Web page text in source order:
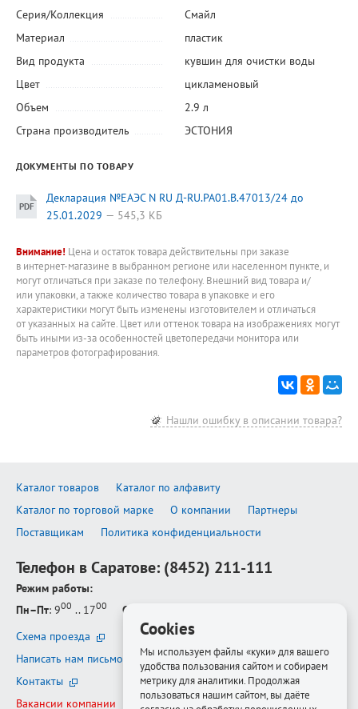
Серия/Коллекция
Смайл
Материал
пластик
Вид продукта
кувшин для очистки воды
Цвет
цикламеновый
Объем
2.9 л
Страна производитель
ЭСТОНИЯ
ДОКУМЕНТЫ ПО ТОВАРУ
Декларация №ЕАЭС N RU Д-RU.РА01.В.47013/24 до
25.01.2029
545,3 КБ
Внимание! Цена и остаток товара действительны при заказе
в интернет-магазине в выбранном регионе или населенном пункте, и
могут отличаться при заказе по телефону. Внешний вид товара и/
или упаковки, а также количество товара в упаковке и его
характеристики могут быть изменены изготовителем и отличаться
от указанных на сайте. Цвет или оттенок товара на изображениях могут
быть иными из-за особенностей цветопередачи монитора или
параметров фотографирования.
Нашли ошибку в описании товара?
Каталог товаров
Каталог по алфавиту
Каталог по торговой марке
О компании
Партнеры
Поставщикам
Политика конфиденциальности
Телефон в Саратове: (8452) 211-111
Режим работы:
Пн–Пт: 900 .. 1700 Сб–Вс
Схема проезда
Написать нам письмо
Контакты
Вакансии компании
Cookies
Мы используем файлы «куки» для вашего
удобства пользования сайтом и собираем
метрику для аналитики. Продолжая
пользоваться нашим сайтом, вы даёте